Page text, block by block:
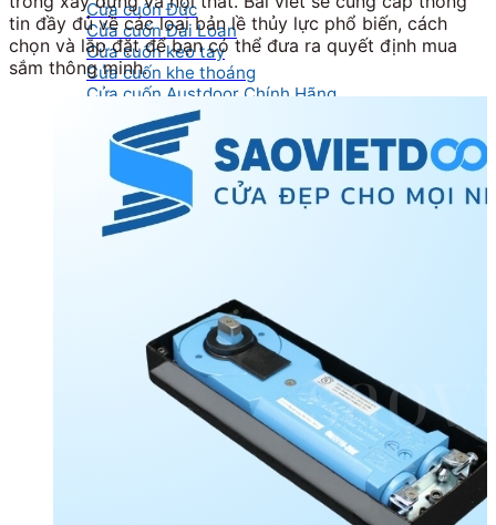
Cửa cuốn Đức
Cửa cuốn Đài Loan
Cửa cuốn kéo tay
Cửa cuốn khe thoáng
Cửa cuốn Austdoor Chính Hãng
Cửa cuốn Netdoor
Cửa cuốn Ssmarts
Cửa cuốn mắc võng
Cửa kính
Cửa kính cường lực
Cửa kính tự động
Cửa kính xếp trượt
Phòng tắm kính
Cửa nhôm kính
Cửa nhôm Xingfa nhập khẩu
Cửa nhôm Xingfa Việt Nam
tin đầy đủ về các loại bản lề thủy lực phổ biến, cách
chọn và lắp đặt để bạn có thể đưa ra quyết định mua
sắm thông minh.